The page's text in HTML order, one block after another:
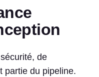
de
partie du pipeline.